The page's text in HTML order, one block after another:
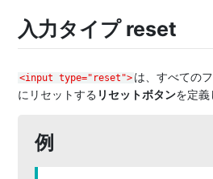
入力タイプ reset
<input type="reset"> は、すべての
にリセットする リセットボタンを定義
例